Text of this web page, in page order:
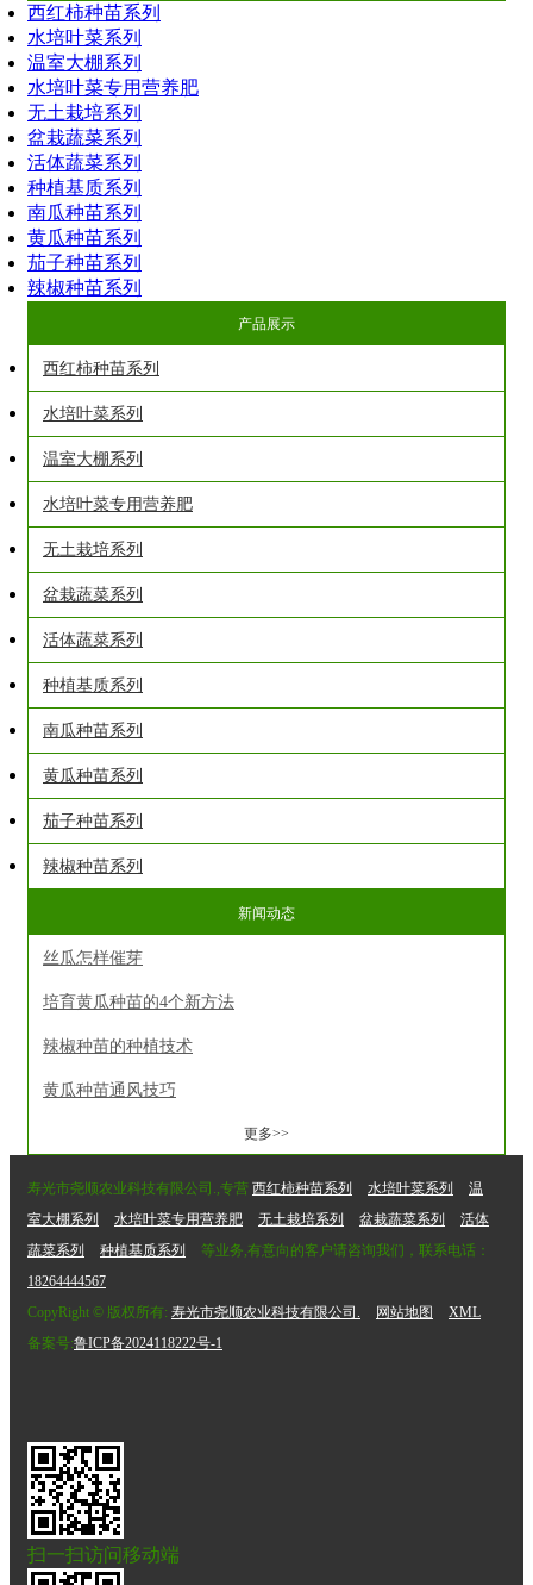
西红柿种苗系列
水培叶菜系列
温室大棚系列
水培叶菜专用营养肥
无土栽培系列
盆栽蔬菜系列
活体蔬菜系列
种植基质系列
南瓜种苗系列
黄瓜种苗系列
茄子种苗系列
辣椒种苗系列
产品展示
西红柿种苗系列
水培叶菜系列
温室大棚系列
水培叶菜专用营养肥
无土栽培系列
盆栽蔬菜系列
活体蔬菜系列
种植基质系列
南瓜种苗系列
黄瓜种苗系列
茄子种苗系列
辣椒种苗系列
新闻动态
丝瓜怎样催芽
培育黄瓜种苗的4个新方法
辣椒种苗的种植技术
黄瓜种苗通风技巧
更多>>
寿光市尧顺农业科技有限公司.,专营 西红柿种苗系列 水培叶菜系列
温
室大棚系列
水培叶菜专用营养肥 无土栽培系列 盆栽蔬菜系列
活体
蔬菜系列
种植基质系列
等业务,有意向的客户请咨询我们，联系电话：
18264444567
CopyRight © 版权所有: 寿光市尧顺农业科技有限公司. 网站地图
XML
备案号:鲁ICP备2024118222号-1
扫一扫访问移动端